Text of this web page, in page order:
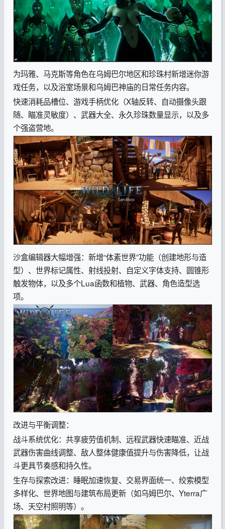
为玛雅、马克斯等角色在乌姆巴尔地区和珍珠村新增迷你游
戏任务，以及浴室场景和乌姆巴神庙的日常任务内容。
快速消耗品槽位、游戏手柄优化（X轴反转、自动摄像头跟
随、瞄准灵敏度）、武器大全、永久珍珠数量显示，以及多
个强盗营地。
沙盒编辑器大幅增强：新增“体素世界”功能（创建地形与造
型）、世界标记属性、射线投射、自定义字体支持、圆锥形
触发物体，以及多个Lua函数和植物、武器、角色造型选
项。
改进与平衡调整：
战斗系统优化：共享疲劳值机制、远程武器快速瞄准、近战
武器伤害曲线调整、敌人整体健康值提升与伤害降低，让战
斗更具节奏感和持久性。
生存与探索改进：睡眠加速恢复、交易界面统一、绞索模型
多样化、世界地图与建筑布局更新（如乌姆巴尔、Yterra广
场、天空村照明等）。